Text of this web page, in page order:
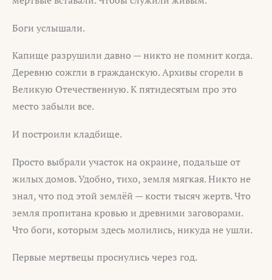
Боги услышали.
Капище разрушили давно — никто не помнит когда.
Деревню сожгли в гражданскую. Архивы сгорели в
Великую Отечественную. К пятидесятым про это
место забыли все.
И построили кладбище.
Просто выбрали участок на окраине, подальше от
жилых домов. Удобно, тихо, земля мягкая. Никто не
знал, что под этой землёй — кости тысяч жертв. Что
земля пропитана кровью и древними заговорами.
Что боги, которым здесь молились, никуда не ушли.
Первые мертвецы проснулись через год.